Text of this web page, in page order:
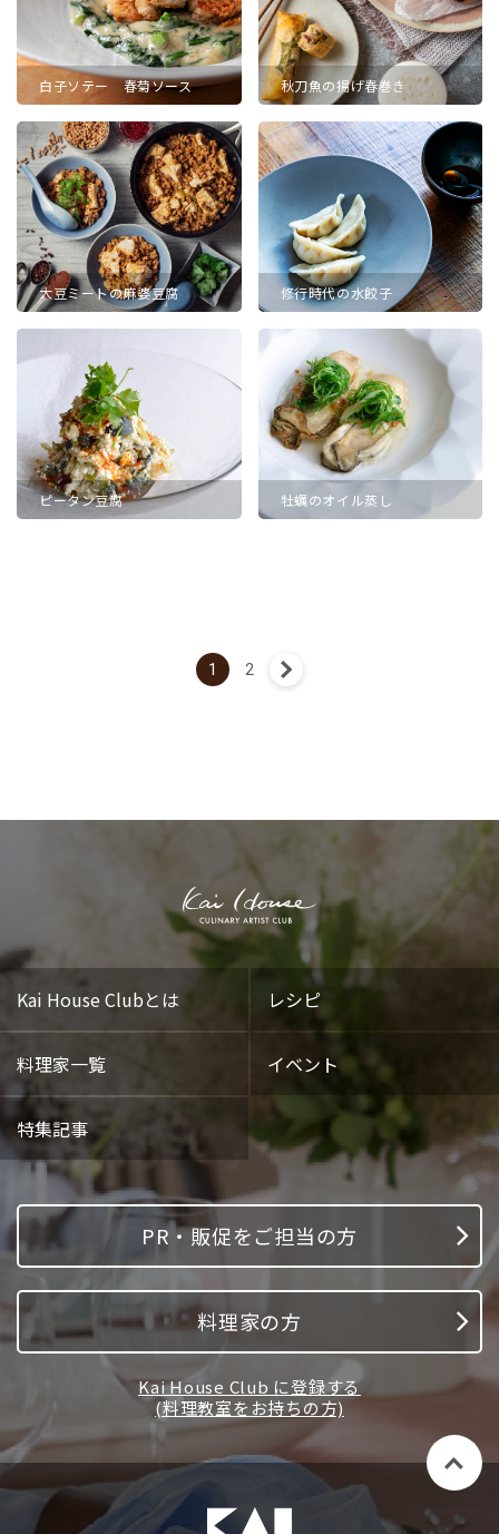
白子ソテー 春菊ソース 秋刀魚の揚げ春巻き
大豆ミートの麻婆豆腐 修行時代の水餃子
ピータン豆腐 牡蠣のオイル蒸し
1 2
Kai House Clubとは レシピ
料理家一覧 イベント
特集記事
PR・販促をご担当の方
料理家の方
Kai House Club に登録する
(料理教室をお持ちの方)